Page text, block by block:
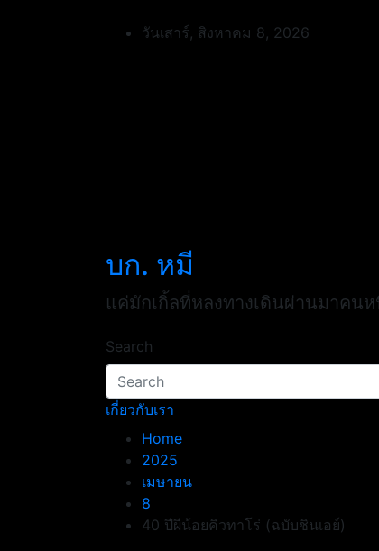
วันเสาร์, สิงหาคม 8, 2026
บก. หมี
แค่มักเกิ้ลที่หลงทางเดินผ่านมาคนห
Search
เกี่ยวกับเรา
Home
2025
เมษายน
8
40 ปีผีน้อยคิวทาโร่ (ฉบับชินเอย์)